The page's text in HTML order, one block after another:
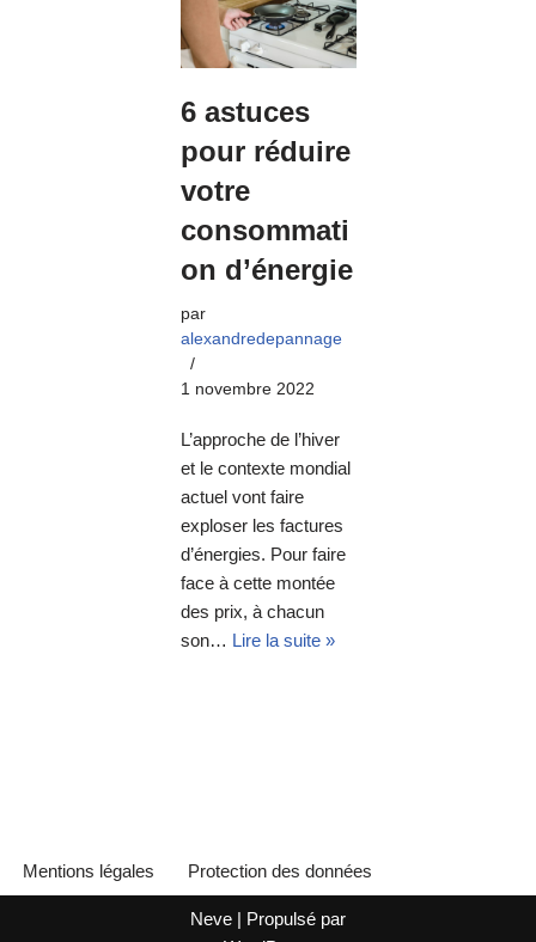
6 astuces
pour réduire
votre
consommati
on d’énergie
par
alexandredepannage
1 novembre 2022
L’approche de l’hiver
et le contexte mondial
actuel vont faire
exploser les factures
d’énergies. Pour faire
face à cette montée
des prix, à chacun
son… Lire la suite »
Mentions légales Protection des données
Neve | Propulsé par